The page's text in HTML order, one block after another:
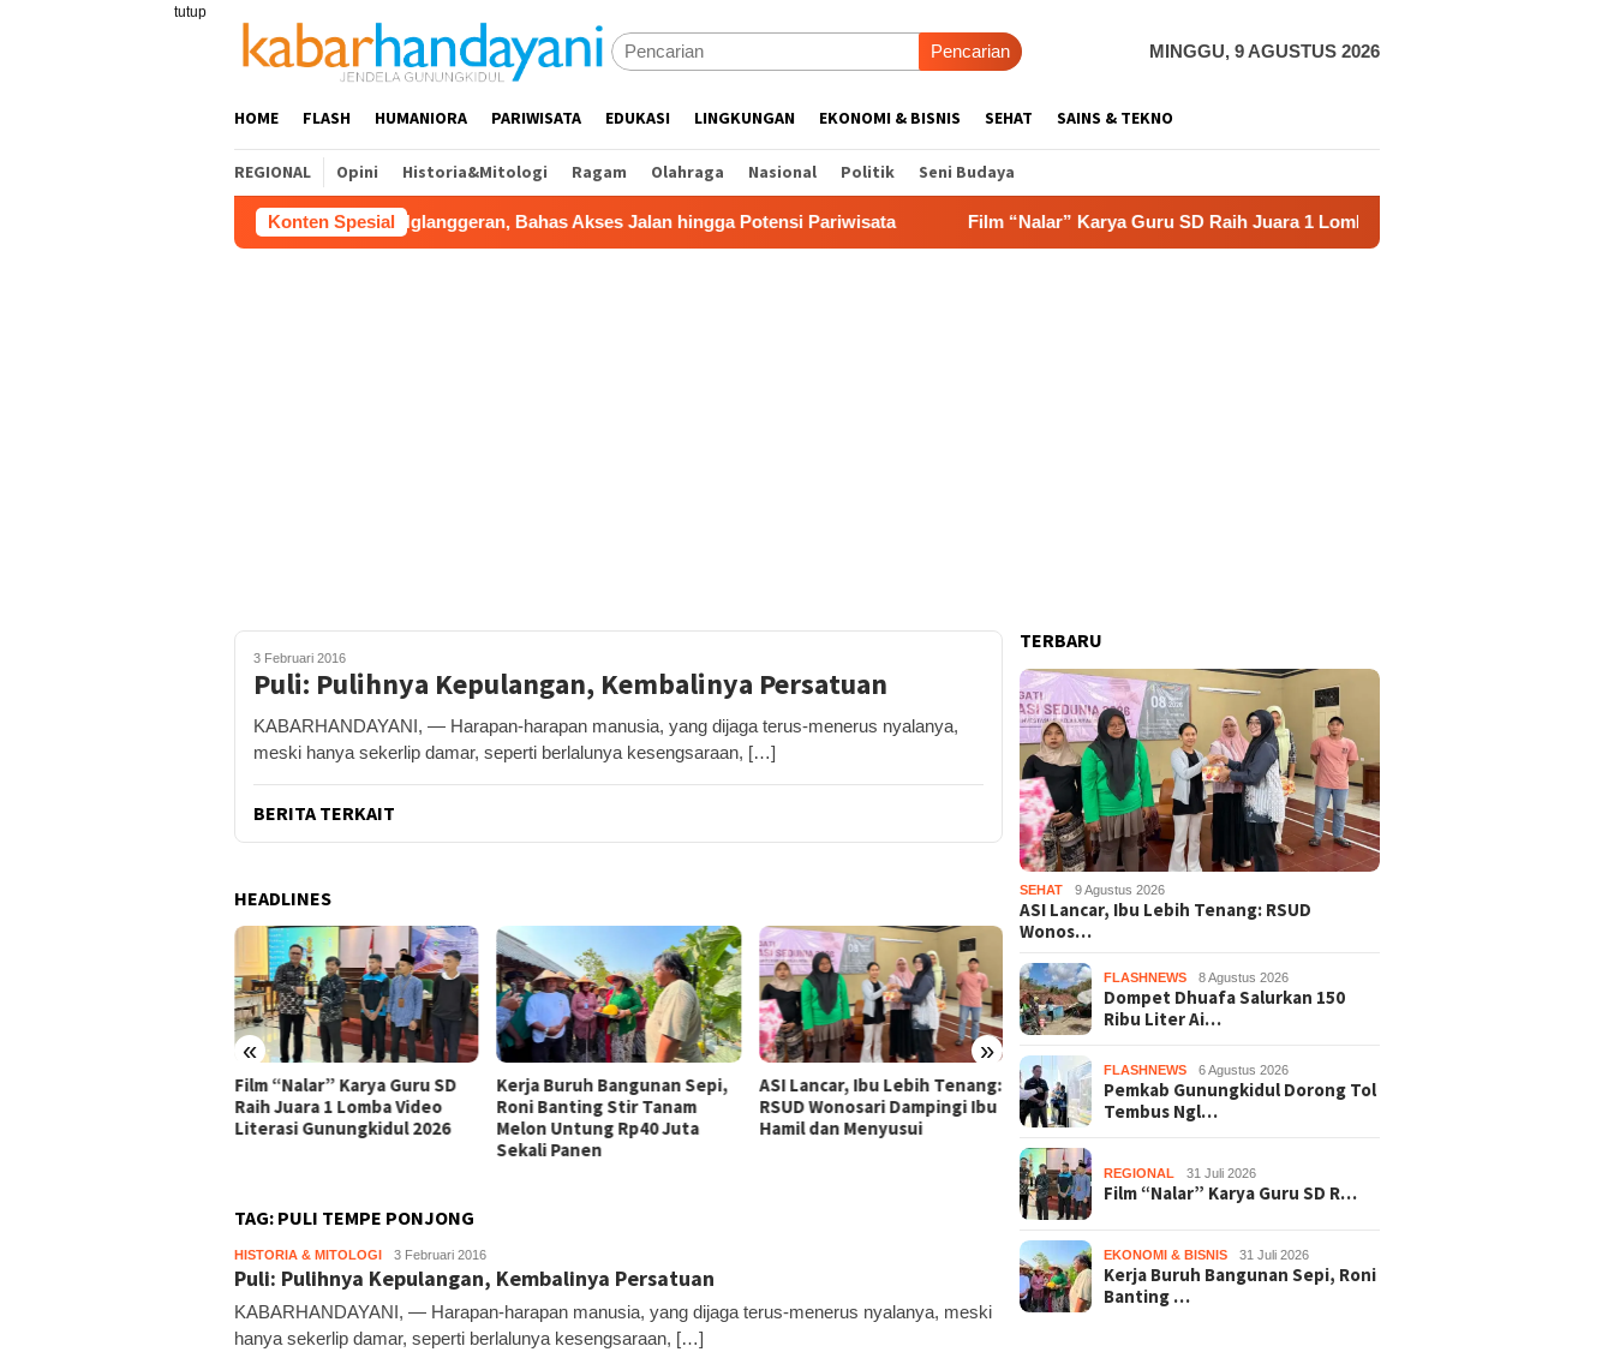
tutup
Pencarian MINGGU, 9 AGUSTUS 2026
HOME FLASH HUMANIORA PARIWISATA EDUKASI LINGKUNGAN EKONOMI & BISNIS SEHAT SAINS & TEKNO
REGIONAL Opini Historia&Mitologi Ragam Olahraga Nasional Politik Seni Budaya
Konten Spesial
Gunungkidul Dorong Tol Tembus Nglanggeran, Bahas Akses Jalan hingga Potensi Pariwisata Film “Nalar” Karya Guru SD Raih Juara 1 Lomba Video Literasi Gunungkidul 2026
3 Februari 2016
Puli: Pulihnya Kepulangan, Kembalinya Persatuan
KABARHANDAYANI, — Harapan-harapan manusia, yang dijaga terus-menerus nyalanya,
meski hanya sekerlip damar, seperti berlalunya kesengsaraan, […]
BERITA TERKAIT
HEADLINES
« »
Kerja Buruh Bangunan Sepi,
Roni Banting Stir Tanam
Melon Untung Rp40 Juta
ASI Lancar, Ibu Lebih Tenang:
RSUD Wonosari Dampingi Ibu
Hamil dan Menyusui
Dompet Dhuafa Salurkan 150
Ribu Liter Air Bersih ke
Pelosok Gunungkidul
Pemkab Gunungkidul Dorong
Tol Tembus Nglanggeran,
Bahas Akses Jalan hingga
Potensi Pariwisata
Film “Nalar” Karya Guru SD
Raih Juara 1 Lomba Video
TAG: PULI TEMPE PONJONG
HISTORIA & MITOLOGI KH6
3 Februari 2016
Puli: Pulihnya Kepulangan, Kembalinya Persatuan
KABARHANDAYANI, — Harapan-harapan manusia, yang dijaga terus-menerus nyalanya, meski
hanya sekerlip damar, seperti berlalunya kesengsaraan, […]
TERBARU
SEHAT 9 Agustus 2026
ASI Lancar, Ibu Lebih Tenang: RSUD
Wonos…
FLASHNEWS 8 Agustus 2026
Dompet Dhuafa Salurkan 150
Ribu Liter Ai…
FLASHNEWS 6 Agustus 2026
Pemkab Gunungkidul Dorong Tol
Tembus Ngl…
REGIONAL 31 Juli 2026
Film “Nalar” Karya Guru SD R…
EKONOMI & BISNIS 31 Juli 2026
Kerja Buruh Bangunan Sepi, Roni
Banting …